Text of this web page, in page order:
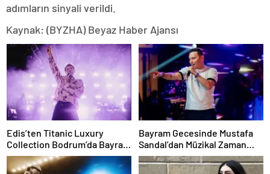
adımların sinyali verildi.
Kaynak: (BYZHA) Beyaz Haber Ajansı
Edis’ten Titanic Luxury
Collection Bodrum’da Bayram
Gecesine Damga Vuran
Performans
Bayram Gecesinde Mustafa
Sandal’dan Müzikal Zaman
Yolculuğu